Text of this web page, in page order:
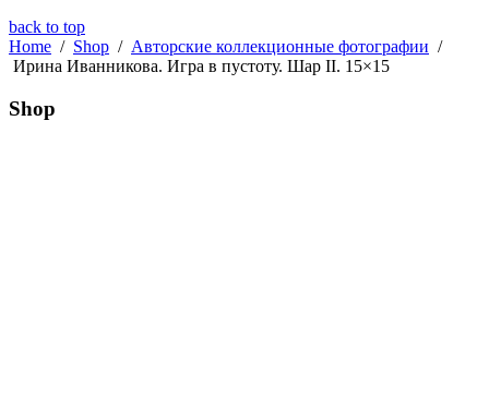
back to top
Home / Shop / Авторские коллекционные фотографии /
Ирина Иванникова. Игра в пустоту. Шар II. 15×15
Shop